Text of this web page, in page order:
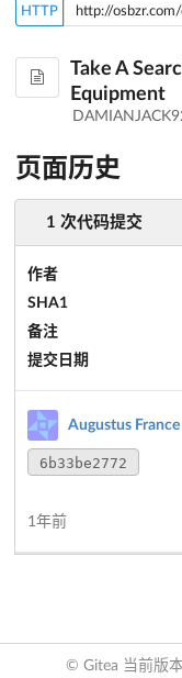
HTTP
Take A
Equipment
页面历史
1 次代码提交
作者
SHA1
备注
提交日期
Augustus France
6b33be2772
1年前
© Gitea 当前版